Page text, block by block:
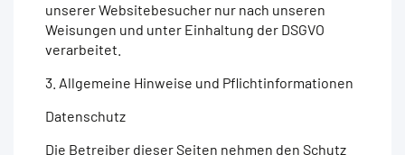
unserer Websitebesucher nur nach unseren
Weisungen und unter Einhaltung der DSGVO
verarbeitet.
3. Allgemeine Hinweise und Pflichtinformationen
Datenschutz
Die Betreiber dieser Seiten nehmen den Schutz